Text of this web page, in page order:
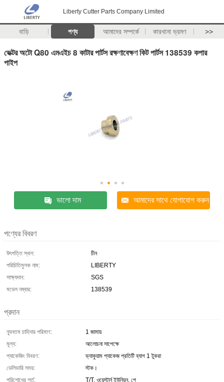
Liberty Cutter Parts Company Limited
বাড়ি পণ্য আমাদের সম্পর্কে কারখানা ভ্রমণ >>
ভেক্টর অটো Q80 এমএইচ 8 কাটার পার্টস রক্ষণাবেক্ষণ কিট পার্টস 138539 কপার
পাইপ
ভালো দাম আমাদের সাথে যোগাযোগ করুন
পণ্যের বিবরণ
উৎপত্তি স্থল:
চীন
পরিচিতিমুলক নাম:
LIBERTY
সাক্ষ্যদান:
SGS
মডেল নম্বার:
138539
প্রদান
ন্যূনতম চাহিদার পরিমাণ:
1 জামায়
মূল্য:
আলোচনা সাপেক্ষে
প্যাকেজিং বিবরণ:
ভ্যাকুয়াম প্যাকেজ প্রতিটি ব্যাগ 1 টুকরা
ডেলিভারি সময়:
স্টক।
পরিশোধের শর্ত:
T/T, ওয়েস্টার্ন ইউনিয়ন, পে